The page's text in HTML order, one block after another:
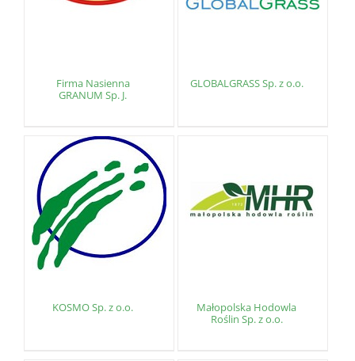
Firma Nasienna
GRANUM Sp. J.
GLOBALGRASS Sp. z o.o.
KOSMO Sp. z o.o.
Małopolska Hodowla
Roślin Sp. z o.o.